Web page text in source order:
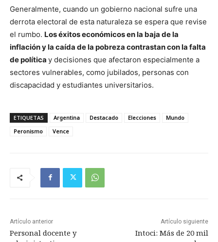
Generalmente, cuando un gobierno nacional sufre una
derrota electoral de esta naturaleza se espera que revise
el rumbo. Los éxitos económicos en la baja de la
inflación y la caída de la pobreza contrastan con la falta
de política y decisiones que afectaron especialmente a
sectores vulnerables, como jubilados, personas con
discapacidad y estudiantes universitarios.
ETIQUETAS Argentina Destacado Elecciones
Mundo
Peronismo
Vence
Artículo anterior
Personal docente y
Artículo siguiente
Intoci: Más de 20 mil